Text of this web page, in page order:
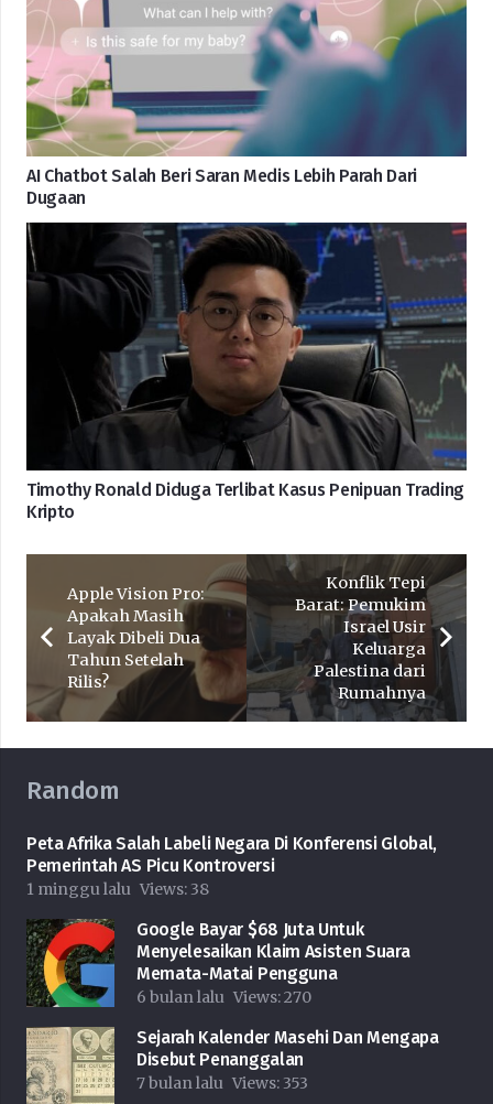
AI Chatbot Salah Beri Saran Medis Lebih Parah Dari
Dugaan
Timothy Ronald Diduga Terlibat Kasus Penipuan Trading
Kripto
Apple Vision Pro:
Apakah Masih
Layak Dibeli Dua
Tahun Setelah
Rilis?
Konflik Tepi
Barat: Pemukim
Israel Usir
Keluarga
Palestina dari
Rumahnya
Random
Peta Afrika Salah Labeli Negara Di Konferensi Global,
Pemerintah AS Picu Kontroversi
1 minggu lalu Views: 38
Google Bayar $68 Juta Untuk
Menyelesaikan Klaim Asisten Suara
Memata-Matai Pengguna
6 bulan lalu Views:270
Sejarah Kalender Masehi Dan Mengapa
Disebut Penanggalan
7 bulan lalu Views: 353